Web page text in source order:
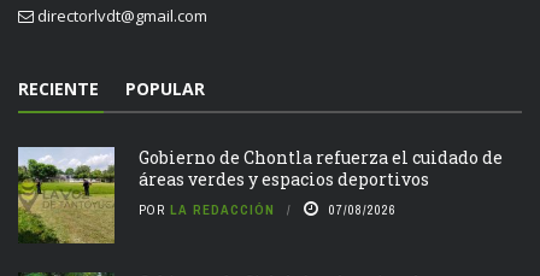
directorlvdt@gmail.com
RECIENTE POPULAR
Gobierno de Chontla refuerza el cuidado de
áreas verdes y espacios deportivos
POR LA REDACCIÓN 07/08/2026